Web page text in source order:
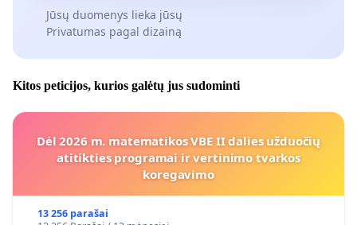
Jūsų duomenys lieka jūsų
Privatumas pagal dizainą
Kitos peticijos, kurios galėtų jus sudominti
Dėl 2026 m. matematikos VBE II dalies užduočių
atitikties programai ir vertinimo tvarkos
koregavimo
13 256 parašai